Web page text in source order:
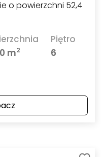
o powierzchni 52,4
m2
Piętro
6